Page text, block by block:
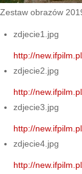
Zestaw obrazów
zdjecie1.jpg
http://
zdjecie2.jpg
http://
zdjecie3.jpg
http://
zdjecie4.jpg
http://